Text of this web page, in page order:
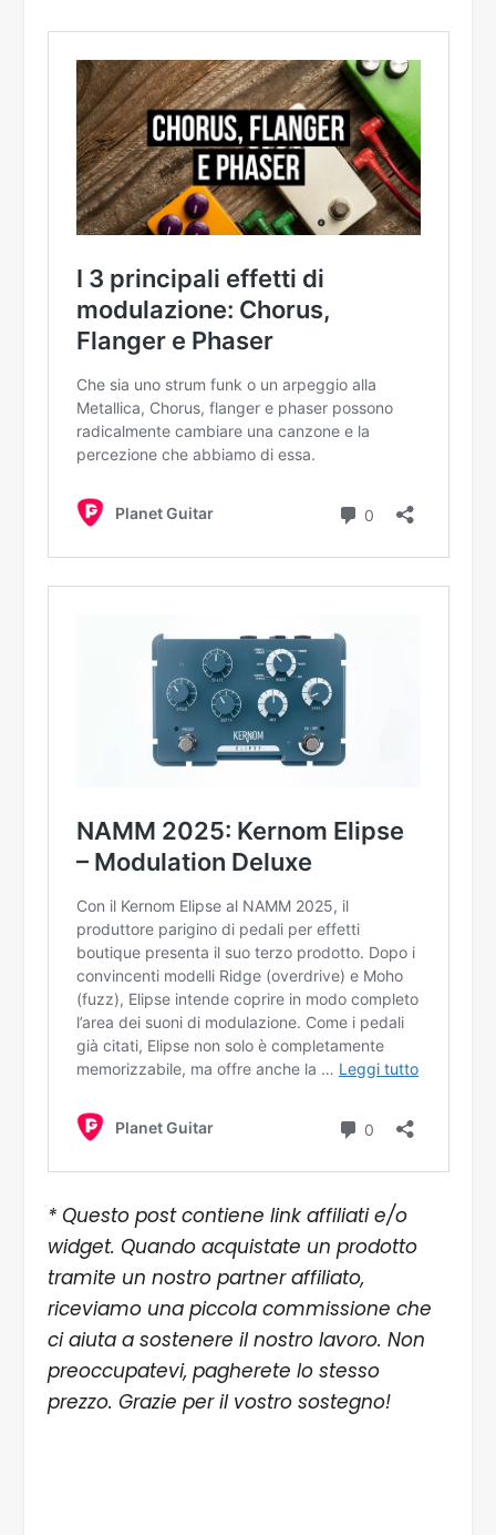
* Questo post contiene link affiliati e/o
widget. Quando acquistate un prodotto
tramite un nostro partner affiliato,
riceviamo una piccola commissione che
ci aiuta a sostenere il nostro lavoro. Non
preoccupatevi, pagherete lo stesso
prezzo. Grazie per il vostro sostegno!